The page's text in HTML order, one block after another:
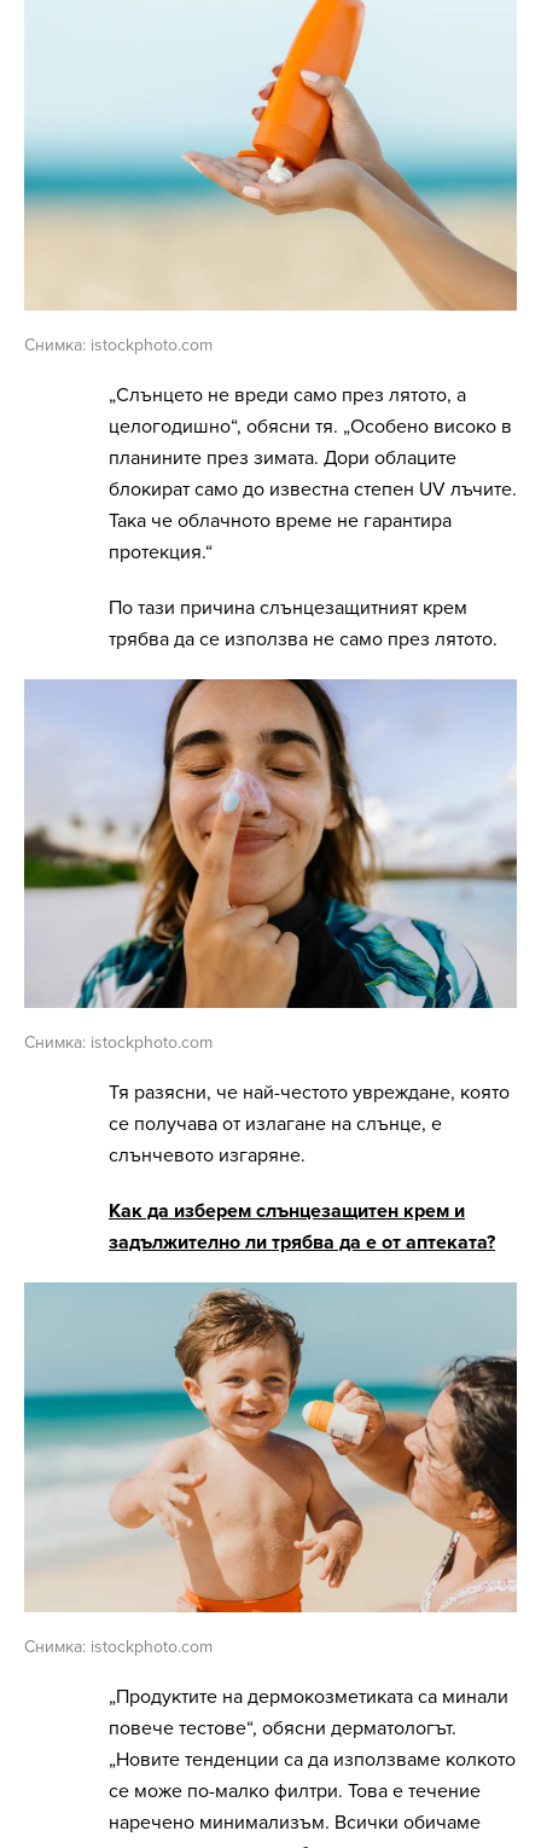
Снимка: istockphoto.com
„Слънцето не вреди само през лятото, а
целогодишно“, обясни тя. „Особено високо в
планините през зимата. Дори облаците
блокират само до известна степен UV лъчите.
Така че облачното време не гарантира
протекция.“
По тази причина слънцезащитният крем
трябва да се използва не само през лятото.
Снимка: istockphoto.com
Тя разясни, че най-честото увреждане, която
се получава от излагане на слънце, е
слънчевото изгаряне.
Как да изберем слънцезащитен крем и
задължително ли трябва да е от аптеката?
Снимка: istockphoto.com
„Продуктите на дермокозметиката са минали
повече тестове“, обясни дерматологът.
„Новите тенденции са да използваме колкото
се може по-малко филтри. Това е течение
наречено минимализъм. Всички обичаме